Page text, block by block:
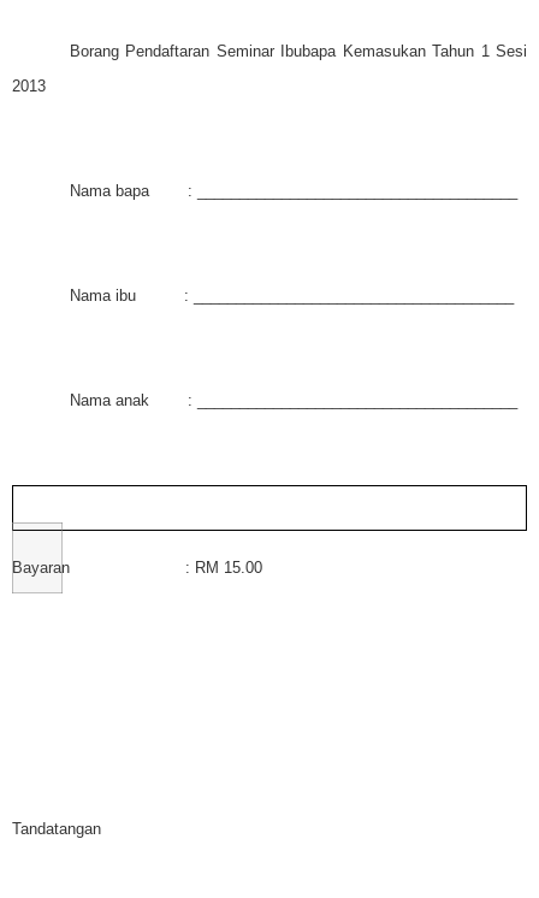
Borang Pendaftaran Seminar Ibubapa Kemasukan Tahun 1 Sesi
2013
Nama bapa : ______________________________________
Nama ibu : ______________________________________
Nama anak : ______________________________________
Bayaran : RM 15.00
Tandatangan